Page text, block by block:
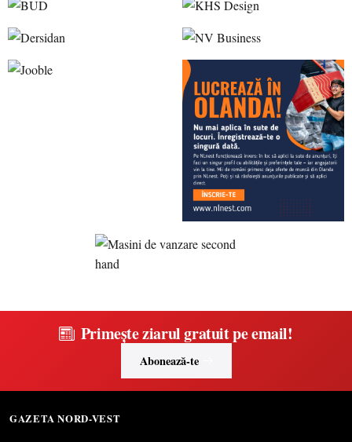
Primește ziarul gratuit pe email!
Abonează-te
GAZETA NORD-VEST